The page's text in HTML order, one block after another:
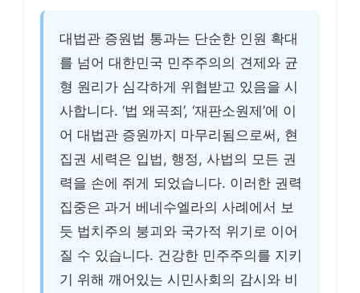
대법관 증원법 통과는 단순한 인원 확대
를 넘어 대한민국 민주주의의 견제와 균
형 원리가 심각하게 위협받고 있음을 시
사합니다. ‘법 왜곡죄’, ‘재판소원제’에 이
어 대법관 증원까지 마무리됨으로써, 현
집권 세력은 입법, 행정, 사법의 모든 권
력을 손에 쥐게 되었습니다. 이러한 권력
집중은 과거 베네수엘라의 사례에서 보
듯 법치주의 붕괴와 국가적 위기로 이어
질 수 있습니다. 건강한 민주주의를 지키
기 위해 깨어있는 시민사회의 감시와 비